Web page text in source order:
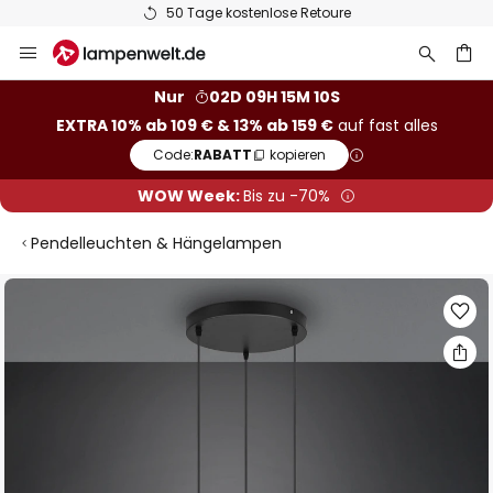
50 Tage kostenlose Retoure
Inhalt
Nur
02D 09H 15M 10S
EXTRA 10% ab 109 € & 13% ab 159 €auf fast alles
Code:RABATT kopieren
WOW Week:Bis zu -70%
Pendelleuchten & Hängelampen
Zum